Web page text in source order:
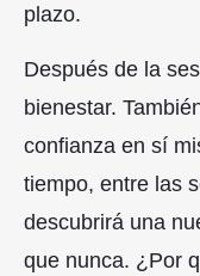
plazo.
Después de la
bienestar.
confianza en sí
tiempo, entre las
descubrirá una
que nunca. ¿Por